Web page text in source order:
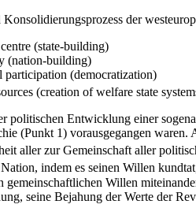
der
(state-building)
(nation-building)
participation (democratization)
(creation of welfare state
politischen Entwicklung einer
(Punkt 1) vorausgegangen
aller zur Gemeinschaft aller
indem es seinen Willen
gemeinschaftlichen Willen
seine Bejahung der Werte der